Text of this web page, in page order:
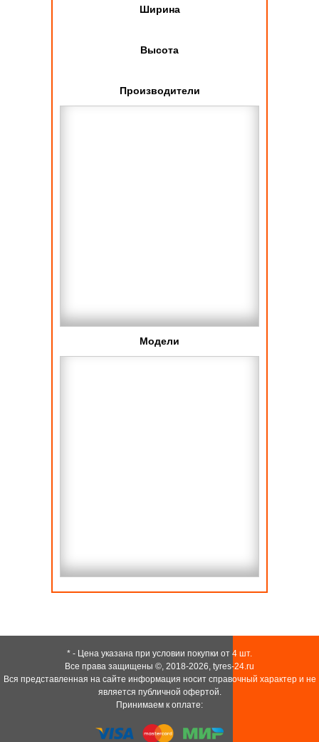
Ширина
Высота
Производители
Модели
* - Цена указана при условии покупки от 4 шт.
Все права защищены ©, 2018-2026, tyres-24.ru
Вся представленная на сайте информация носит справочный характер и не
является публичной офертой.
Принимаем к оплате: